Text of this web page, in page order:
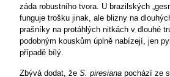
záda robustního tvora. U brazilských
funguje trošku jinak, ale blizny na
prašníky na protáhlých nitkách v dlouhé
podobným kouskům úplně nabízejí, jen
případě bílý.
Zbývá dodat, že S. piresiana pochází ze